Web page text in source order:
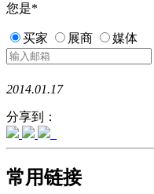
您是*
买家 展商 媒体
2014.01.17
分享到：
常用链接